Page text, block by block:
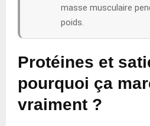
masse musculaire
poids.
Protéines et
pourquoi ça
vraiment ?